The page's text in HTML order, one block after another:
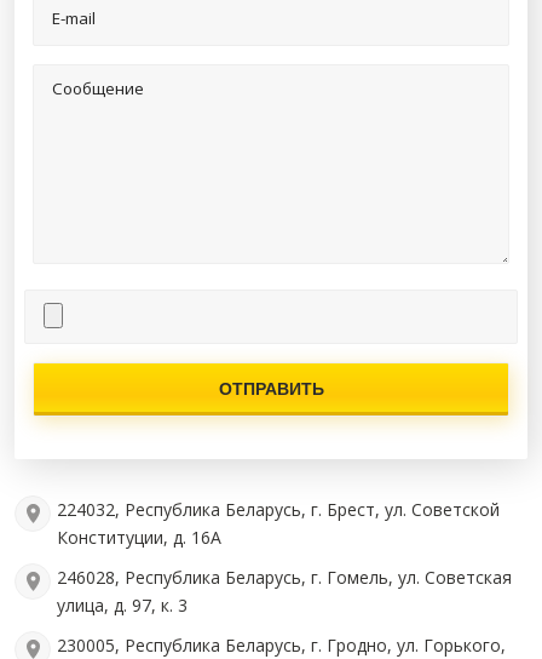
E-mail
Сообщение
224032, Республика Беларусь, г. Брест, ул. Советской
Конституции, д. 16А
246028, Республика Беларусь, г. Гомель, ул. Советская
улица, д. 97, к. 3
230005, Республика Беларусь, г. Гродно, ул. Горького,